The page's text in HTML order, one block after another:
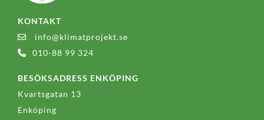
KONTAKT
info@klimatprojekt.se
010-88 99 324
BESÖKSADRESS ENKÖPING
Kvartsgatan 13
Enköping